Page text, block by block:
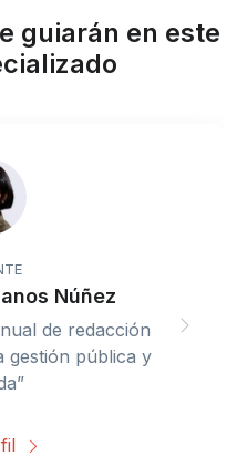
guiarán en este
Núñez
de redacción
gestión pública y